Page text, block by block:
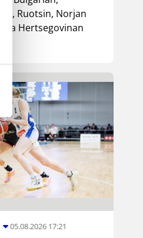
Ruotsin, Norjan
ja Hertsegovinan
05.08.2026 17:21